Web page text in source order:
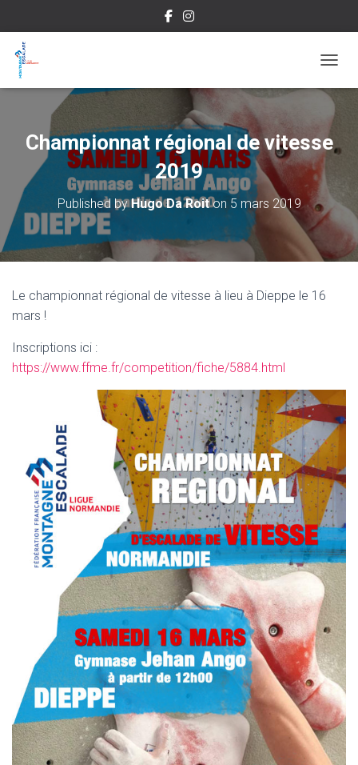
Championnat régional de vitesse
2019
Published byHugo Da Roiton 5 mars 2019
Le championnat régional de vitesse à lieu à Dieppe le 16
mars !
Inscriptions ici :
https://www.ffme.fr/competition/fiche/5884.html